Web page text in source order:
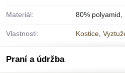
Materiál: 80% polyamid,
Vlastnosti: Kostice
Praní a údržba